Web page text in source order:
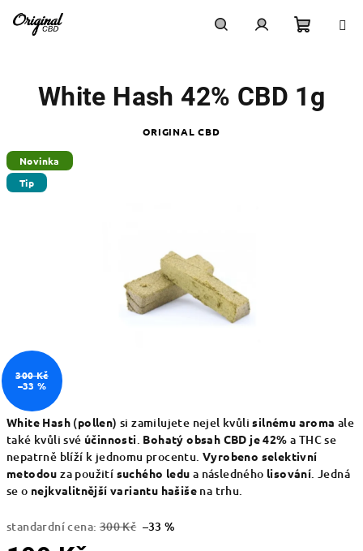
košík
White Hash (pollen) si zamilujete nejel kvůlisilnému aroma ale
také kvůli své účinnosti. Bohatý obsah CBD je 42% a THC se
nepatrně blíží k jednomu procentu. Vyrobeno selektivní
metodou za použití suchého ledu a následného lisování. Jedná
se o nejkvalitnější variantu hašiše na trhu.
standardní cena: 300 Kč –33 %
White Hash 42% CBD 1g
ORIGINAL CBD
Novinka
Tip
300 Kč
–33 %